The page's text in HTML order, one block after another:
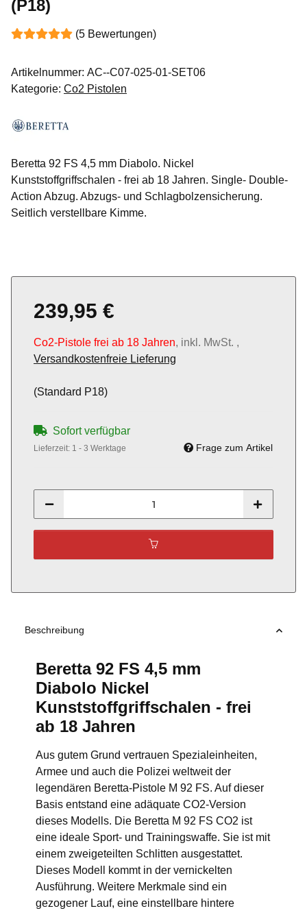
(P18)
(5 Bewertungen)
Artikelnummer: AC--C07-025-01-SET06
Kategorie: Co2 Pistolen
Beretta 92 FS 4,5 mm Diabolo. Nickel
Kunststoffgriffschalen - frei ab 18 Jahren. Single- Double-
Action Abzug. Abzugs- und Schlagbolzensicherung.
Seitlich verstellbare Kimme.
239,95 €
Co2-Pistole frei ab 18 Jahren, inkl. MwSt. ,
Versandkostenfreie Lieferung
(Standard P18)
Sofort verfügbar
Lieferzeit: 1 - 3 Werktage Frage zum Artikel
Beschreibung
Beretta 92 FS 4,5 mm
Diabolo Nickel
Kunststoffgriffschalen - frei
ab 18 Jahren
Aus gutem Grund vertrauen Spezialeinheiten,
Armee und auch die Polizei weltweit der
legendären Beretta-Pistole M 92 FS. Auf dieser
Basis entstand eine adäquate CO2-Version
dieses Modells. Die Beretta M 92 FS CO2 ist
eine ideale Sport- und Trainingswaffe. Sie ist mit
einem zweigeteilten Schlitten ausgestattet.
Dieses Modell kommt in der vernickelten
Ausführung. Weitere Merkmale sind ein
gezogener Lauf, eine einstellbare hintere